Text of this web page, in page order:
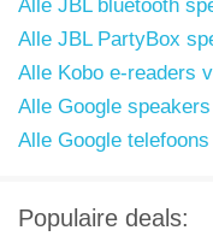
Alle JBL bluetooth
Alle JBL PartyBox
Alle Kobo e-readers
Alle Google
Alle Google telefoons
Populaire deals: